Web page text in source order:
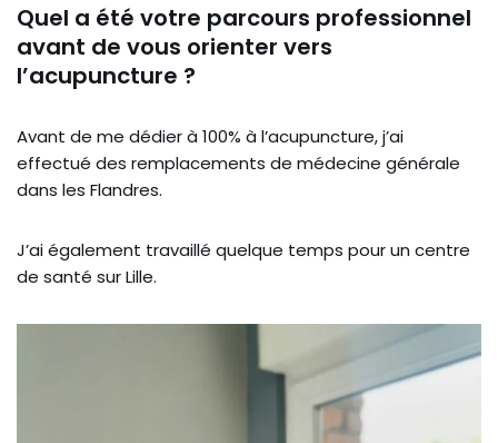
Quel a été votre parcours professionnel
avant de vous orienter vers
l’acupuncture ?
Avant de me dédier à 100% à l’acupuncture, j’ai
effectué des remplacements de médecine générale
dans les Flandres.
J’ai également travaillé quelque temps pour un centre
de santé sur Lille.